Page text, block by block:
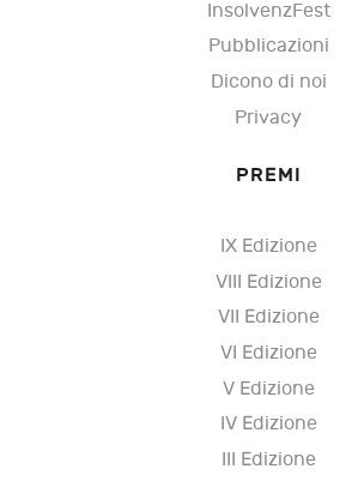
InsolvenzFest
Pubblicazioni
Dicono di noi
Privacy
PREMI
IX Edizione
VIII Edizione
VII Edizione
VI Edizione
V Edizione
IV Edizione
III Edizione